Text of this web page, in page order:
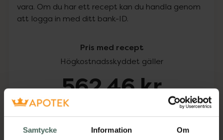
Samtycke Information Om
vara. Om du har ett recept kan du handla genom
att logga in med ditt bank-ID.
Pris med recept
Högkostnadsskyddet gäller
562,46 kr
Köp via ditt recept